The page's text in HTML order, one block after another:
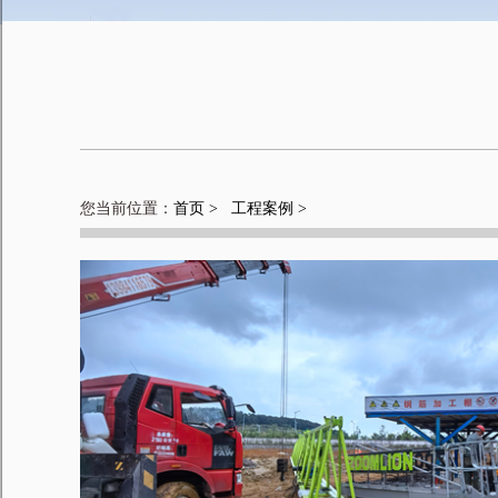
您当前位置： 首页 > 工程案例 >